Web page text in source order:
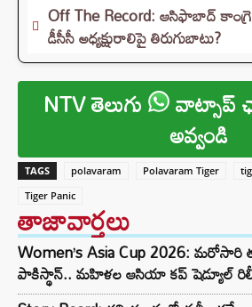
Off The Record: ఆసిఫాబాద్
డీసీసీ అధ్యక్షురాలిపై తిరుగుబాటు?
NTV తెలుగు వాట్సాప్
అవ్వండి
TAGS polavaram Polavaram Tiger
Tiger Panic
తాజావార్తలు
Women’s Asia Cup 2026: మరోసారి
పాకిస్థాన్.. మహిళల ఆసియా కప్ షెడ్యూల్